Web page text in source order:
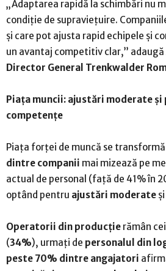
„Adaptarea rapidă la schimbări nu
condiție de supraviețuire.
și care pot ajusta rapid echipele și
un avantaj competitiv clar,” adaugă
Director General Trenkwalder
Piața muncii: ajustări moderate și
competențe
Piața forței de muncă se
dintre companii mai mizează pe
actual de personal (față de 41% în
optând pentru ajustări moderate
Operatorii din producție rămân
(34%), urmați de personalul din
peste 70% dintre angajatori